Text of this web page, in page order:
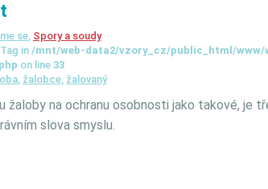
se, Spory a soudy
in/mnt/web-data2/vzory_cz/public_html/www/
on line 33
, žalobce, žalovaný
na ochranu osobnosti jako takové, je
slova smyslu.